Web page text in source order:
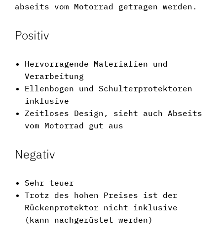
abseits vom Motorrad getragen werden.
Positiv
Hervorragende Materialien und
Verarbeitung
Ellenbogen und Schulterprotektoren
inklusive
Zeitloses Design, sieht auch Abseits
vom Motorrad gut aus
Negativ
Sehr teuer
Trotz des hohen Preises ist der
Rückenprotektor nicht inklusive
(kann nachgerüstet werden)